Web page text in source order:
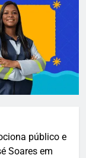
público e
Soares em